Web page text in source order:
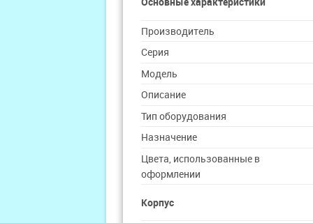
Производитель
Серия
Модель
Описание
Тип оборудования
Назначение
Цвета, использованные в
оформлении
Корпус